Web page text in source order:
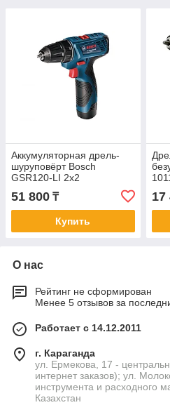
Аккумуляторная дрель-
шуруповёрт Bosch
GSR120-LI 2x2
06019G8000
51 800 ₸
Купить
17
О нас
Рейтинг не сформирован
Менее 5 отзывов за
Работает с 14.12.2011
г. Караганда
ул. Ермекова, 17 -
интернет заказов); ул.
инструмента и расходного
Казахстан